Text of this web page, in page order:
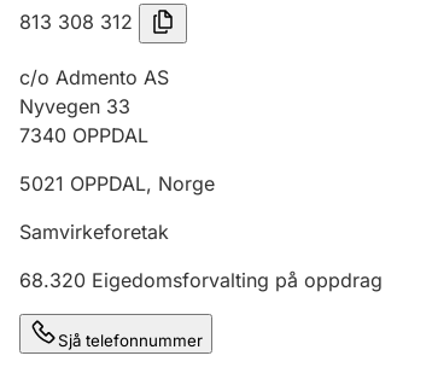
813 308 312
c/o Admento AS
Nyvegen 33
7340 OPPDAL
5021 OPPDAL, Norge
Samvirkeforetak
68.320 Eigedomsforvalting på oppdrag
Sjå telefonnummer